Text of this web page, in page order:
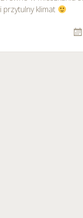
i przytulny klimat